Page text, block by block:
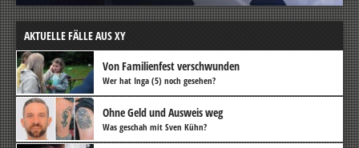
AKTUELLE FÄLLE AUS XY
Von Familienfest verschwunden
Wer hat Inga (5) noch gesehen?
Ohne Geld und Ausweis weg
Was geschah mit Sven Kühn?